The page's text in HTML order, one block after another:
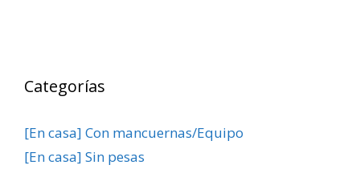
Categorías
[En casa] Con mancuernas/Equipo
[En casa] Sin pesas